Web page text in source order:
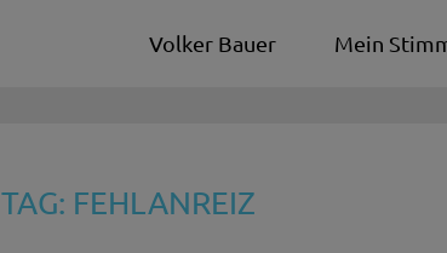
Volker Bauer Mein
TAG: FEHLANREIZ